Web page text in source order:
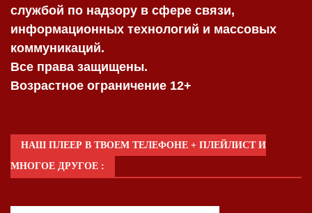
службой по надзору в сфере связи,
информационных технологий и массовых
коммуникаций.
Все права защищены.
Возрастное ограничение 12+
НАШ ПЛЕЕР В ТВОЕМ ТЕЛЕФОНЕ + ПЛЕЙЛИСТ И
МНОГОЕ ДРУГОЕ :